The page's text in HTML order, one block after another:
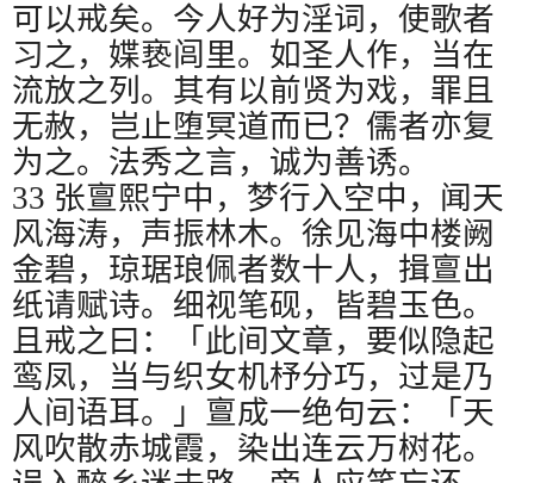
可以戒矣。今人好为淫词，使歌者
习之，媟亵闾里。如圣人作，当在
流放之列。其有以前贤为戏，罪且
无赦，岂止堕冥道而已？儒者亦复
为之。法秀之言，诚为善诱。
33 张亶熙宁中，梦行入空中，闻天
风海涛，声振林木。徐见海中楼阙
金碧，琼琚琅佩者数十人，揖亶出
纸请赋诗。细视笔砚，皆碧玉色。
且戒之曰：「此间文章，要似隐起
鸾凤，当与织女机杼分巧，过是乃
人间语耳。」亶成一绝句云：「天
风吹散赤城霞，染出连云万树花。